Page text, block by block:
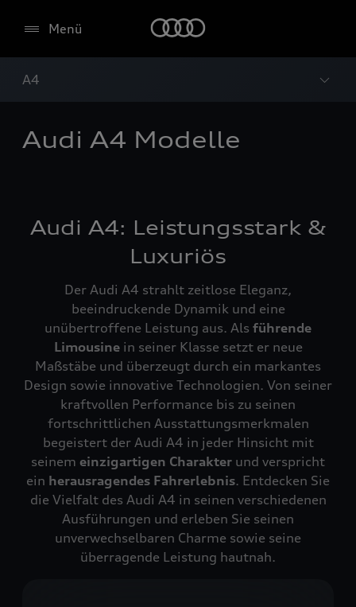
Menü
A4
Audi A4 Modelle
Audi A4: Leistungsstark &
Luxuriös
Der Audi A4 strahlt zeitlose Eleganz,
beeindruckende Dynamik und eine
unübertroffene Leistung aus. Als führende
Limousinein seiner Klasse setzt er neue
Maßstäbe und überzeugt durch ein markantes
Design sowie innovative Technologien. Von seiner
kraftvollen Performance bis zu seinen
fortschrittlichen Ausstattungsmerkmalen
begeistert der Audi A4 in jeder Hinsicht mit
seinem einzigartigen Charakter und verspricht
ein herausragendes Fahrerlebnis. Entdecken Sie
die Vielfalt des Audi A4 in seinen verschiedenen
Ausführungen und erleben Sie seinen
unverwechselbaren Charme sowie seine
überragende Leistung hautnah.